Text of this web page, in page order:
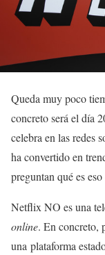
Queda muy poco
concreto será el día
celebra en las redes
ha convertido en
preguntan qué es
Netflix NO es una
online. En concreto,
una plataforma